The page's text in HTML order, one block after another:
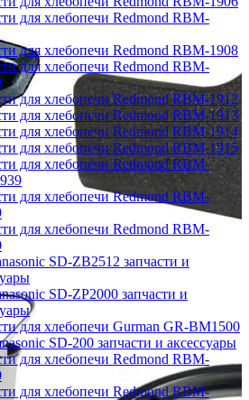
для хлебопечи Redmond RBM-
для хлебопечи Redmond RBM-1908
для хлебопечи Redmond RBM-
для хлебопечи Redmond RBM-1912
для хлебопечи Redmond RBM-1913
для хлебопечи Redmond RBM-1914
для хлебопечи Redmond RBM-1915
для хлебопечи Redmond RBM-
для хлебопечи Redmond RBM-
для хлебопечи Redmond RBM-
SD-ZB2512 запчасти и
SD-ZP2000 запчасти и
для хлебопечи Gurman GR-BM1500
SD-200 запчасти и аксессуары
для хлебопечи Redmond RBM-
для хлебопечи Redmond RBM-